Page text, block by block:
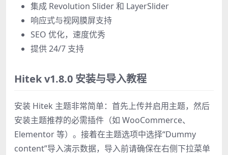
集成 Revolution Slider 和 LayerSlider
响应式与视网膜屏支持
SEO 优化，速度优秀
提供 24/7 支持
Hitek v1.8.0 安装与导入教程
安装 Hitek 主题非常简单：首先上传并启用主题，然后
安装主题推荐的必需插件（如 WooCommerce、
Elementor 等）。接着在主题选项中选择“Dummy
content”导入演示数据，导入前请确保在右侧下拉菜单